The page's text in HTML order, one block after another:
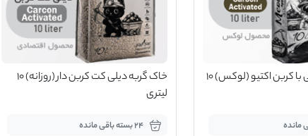
خاک گربه میولی با کربن اکتیو (لوکس) 10
خاک گربه دیلی کت کربن دار (روزانه) 10
لیتری
24 بسته باقی مانده